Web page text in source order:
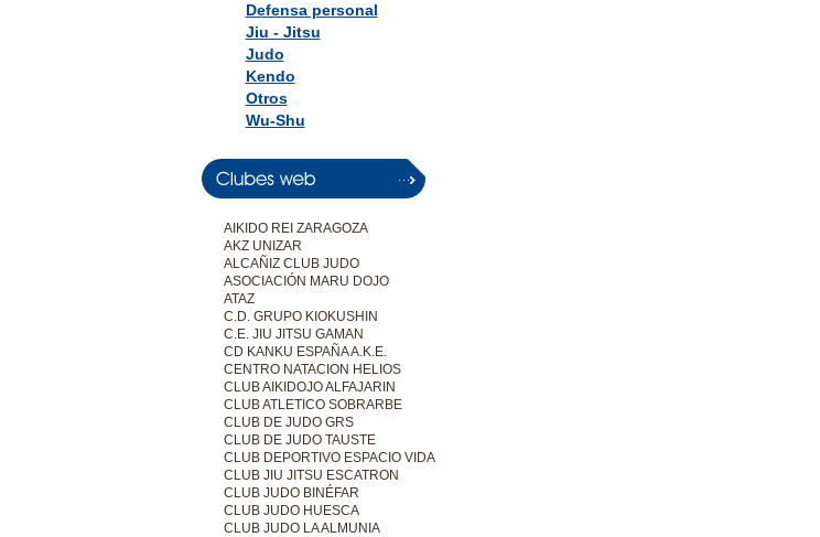
Defensa personal
Jiu - Jitsu
Judo
Kendo
Otros
Wu-Shu
AIKIDO REI ZARAGOZA
AKZ UNIZAR
ALCAÑIZ CLUB JUDO
ASOCIACIÓN MARU DOJO
ATAZ
C.D. GRUPO KIOKUSHIN
C.E. JIU JITSU GAMAN
CD KANKU ESPAÑA A.K.E.
CENTRO NATACION HELIOS
CLUB AIKIDOJO ALFAJARIN
CLUB ATLETICO SOBRARBE
CLUB DE JUDO GRS
CLUB DE JUDO TAUSTE
CLUB DEPORTIVO ESPACIO VIDA
CLUB JIU JITSU ESCATRON
CLUB JUDO BINÉFAR
CLUB JUDO HUESCA
CLUB JUDO LA ALMUNIA